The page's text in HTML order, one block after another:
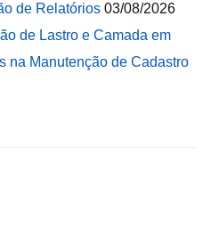
de Relatórios 03/08/2026
de Lastro e Camada em
na Manutenção de Cadastro